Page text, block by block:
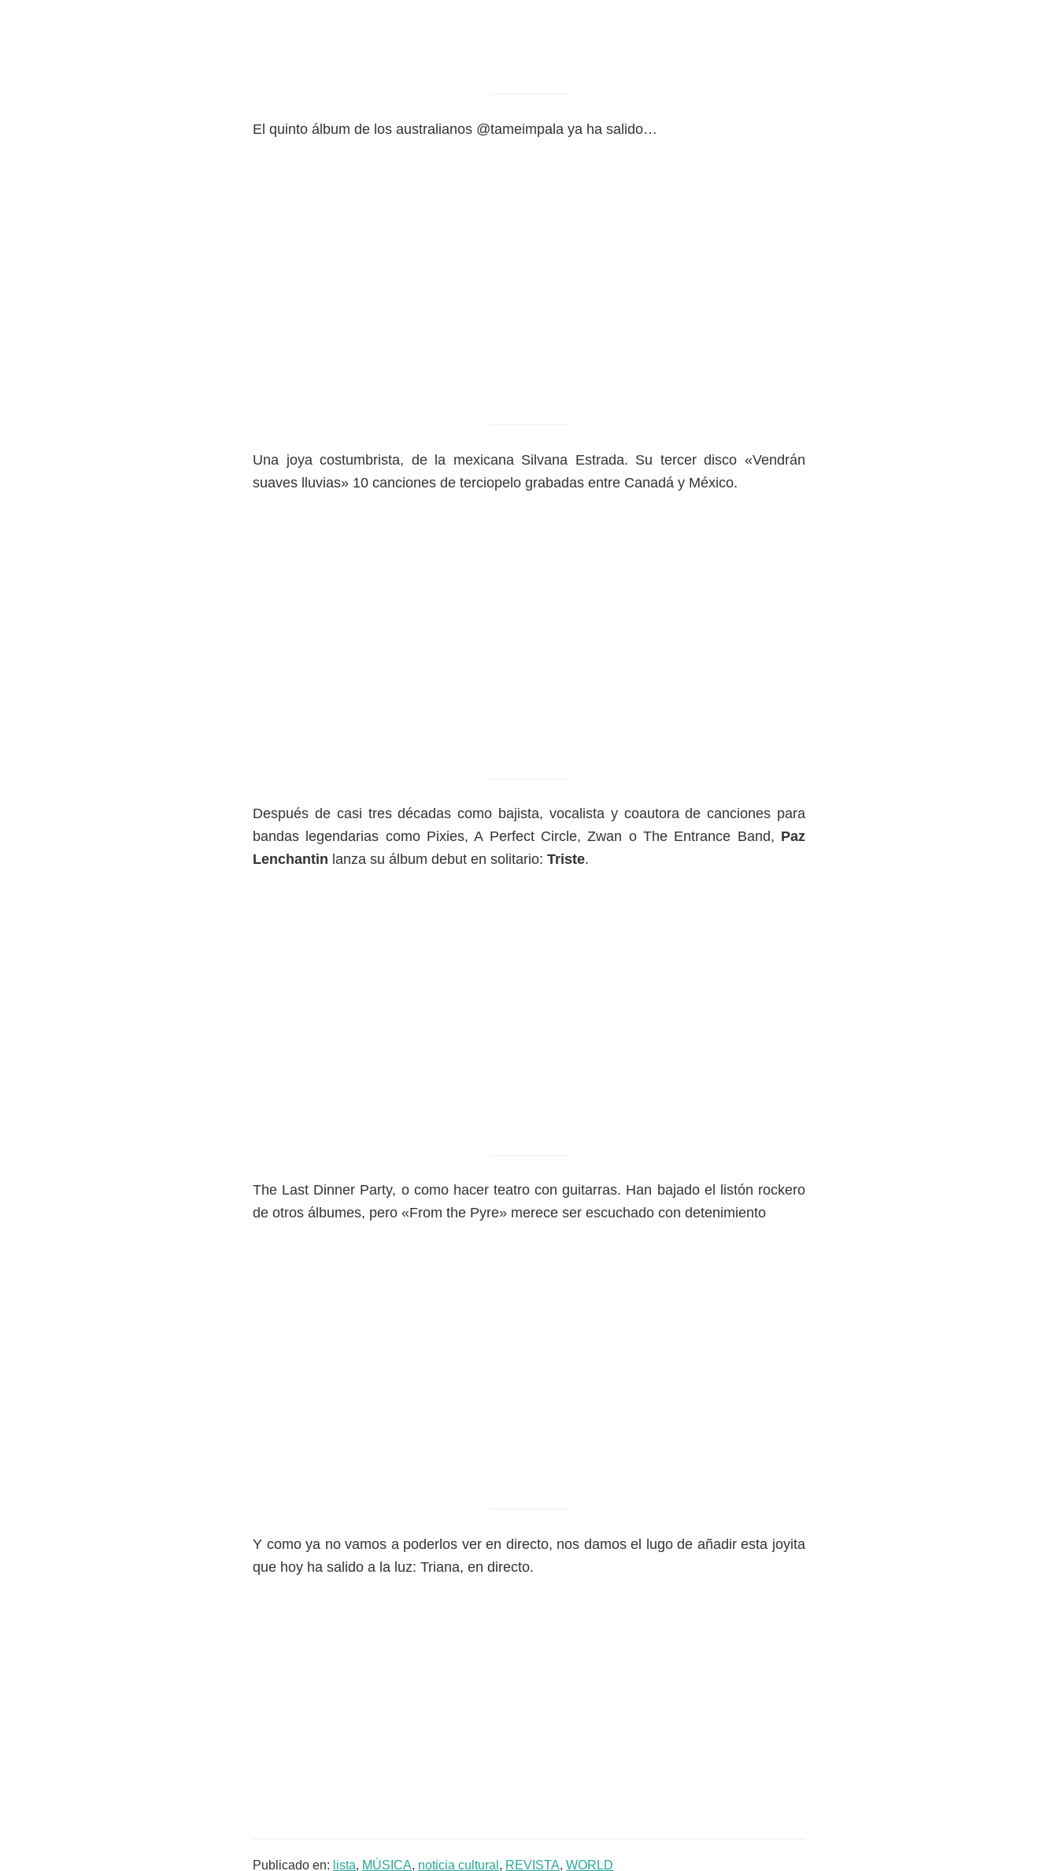
El quinto álbum de los australianos @tameimpala ya ha salido…
Una joya costumbrista, de la mexicana Silvana Estrada. Su tercer disco «Vendrán
suaves lluvias» 10 canciones de terciopelo grabadas entre Canadá y México.
Después de casi tres décadas como bajista, vocalista y coautora de canciones para
bandas legendarias como Pixies, A Perfect Circle, Zwan o The Entrance Band, Paz
Lenchantin lanza su álbum debut en solitario: Triste.
The Last Dinner Party, o como hacer teatro con guitarras. Han bajado el listón rockero
de otros álbumes, pero «From the Pyre» merece ser escuchado con detenimiento
Y como ya no vamos a poderlos ver en directo, nos damos el lugo de añadir esta joyita
que hoy ha salido a la luz: Triana, en directo.
Publicado en: lista, MÚSICA, noticia cultural , REVISTA, WORLD